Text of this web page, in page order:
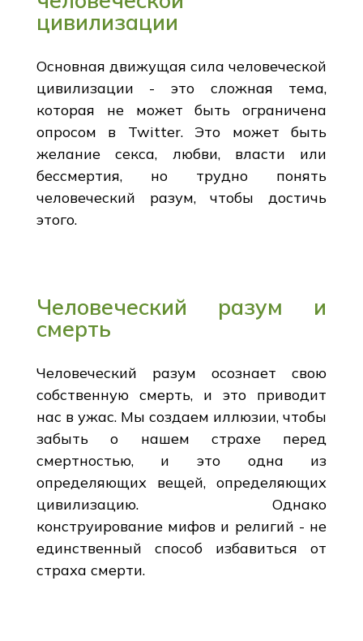
цивилизации
Основная движущая сила человеческой
цивилизации - это сложная тема,
которая не может быть ограничена
опросом в Twitter. Это может быть
желание секса, любви, власти или
бессмертия, но трудно понять
человеческий разум, чтобы достичь
этого.
Человеческий разум и
смерть
Человеческий разум осознает свою
собственную смерть, и это приводит
нас в ужас. Мы создаем иллюзии, чтобы
забыть о нашем страхе перед
смертностью, и это одна из
определяющих вещей, определяющих
цивилизацию. Однако
конструирование мифов и религий - не
единственный способ избавиться от
страха смерти.